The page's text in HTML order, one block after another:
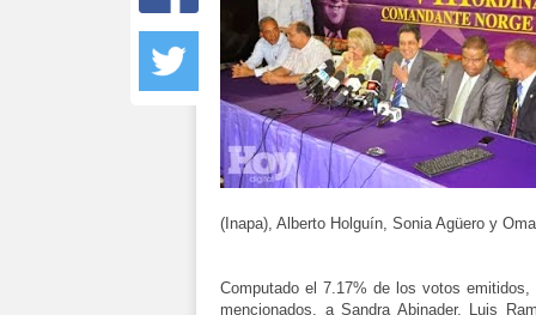
(Inapa), Alberto Holguín, Sonia Agüero y
Computado el 7.17% de los votos
mencionados, a Sandra Abinader, Luis